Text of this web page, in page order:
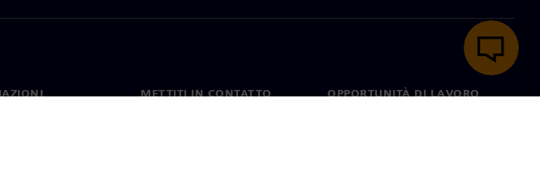
METTITI IN CONTATTO OPPORTUNITÀ DI LAVORO